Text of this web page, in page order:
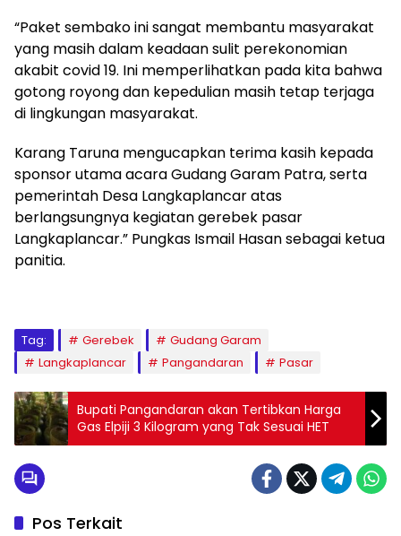
“Paket sembako ini sangat membantu masyarakat
yang masih dalam keadaan sulit perekonomian
akabit covid 19. Ini memperlihatkan pada kita bahwa
gotong royong dan kepedulian masih tetap terjaga
di lingkungan masyarakat.
Karang Taruna mengucapkan terima kasih kepada
sponsor utama acara Gudang Garam Patra, serta
pemerintah Desa Langkaplancar atas
berlangsungnya kegiatan gerebek pasar
Langkaplancar.” Pungkas Ismail Hasan sebagai ketua
panitia.
Tag: Gerebek
Gudang Garam
Langkaplancar
Pangandaran Pasar
Bupati Pangandaran akan Tertibkan Harga
Gas Elpiji 3 Kilogram yang Tak Sesuai HET
Pos Terkait